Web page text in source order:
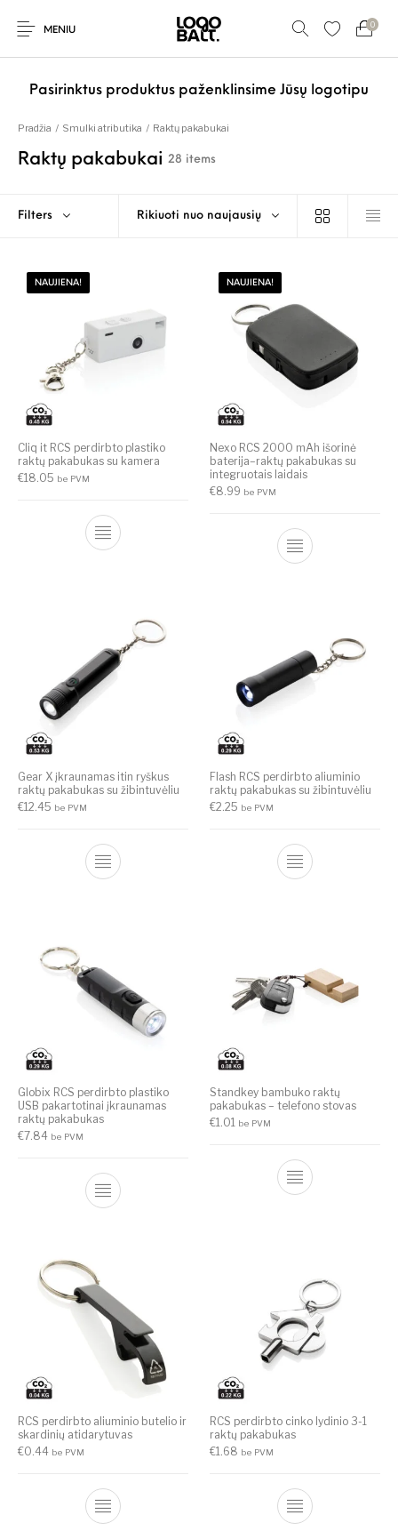
MENIU
0
Pasirinktus produktus paženklinsime Jūsų logotipu
Pradžia / Smulki atributika / Raktų pakabukai
Raktų pakabukai 28 items
Filters Rikiuoti nuo naujausių
NAUJIENA!
Cliq it RCS perdirbto plastiko
raktų pakabukas su kamera
€18.05 be PVM
NAUJIENA!
Nexo RCS 2000 mAh išorinė
baterija–raktų pakabukas su
integruotais laidais
€8.99 be PVM
Gear X įkraunamas itin ryškus
raktų pakabukas su žibintuvėliu
€12.45 be PVM
Flash RCS perdirbto aliuminio
raktų pakabukas su žibintuvėliu
€2.25 be PVM
Globix RCS perdirbto plastiko
USB pakartotinai įkraunamas
raktų pakabukas
€7.84 be PVM
Standkey bambuko raktų
pakabukas – telefono stovas
€1.01 be PVM
RCS perdirbto aliuminio butelio ir
skardinių atidarytuvas
€0.44 be PVM
RCS perdirbto cinko lydinio 3-1
raktų pakabukas
€1.68 be PVM